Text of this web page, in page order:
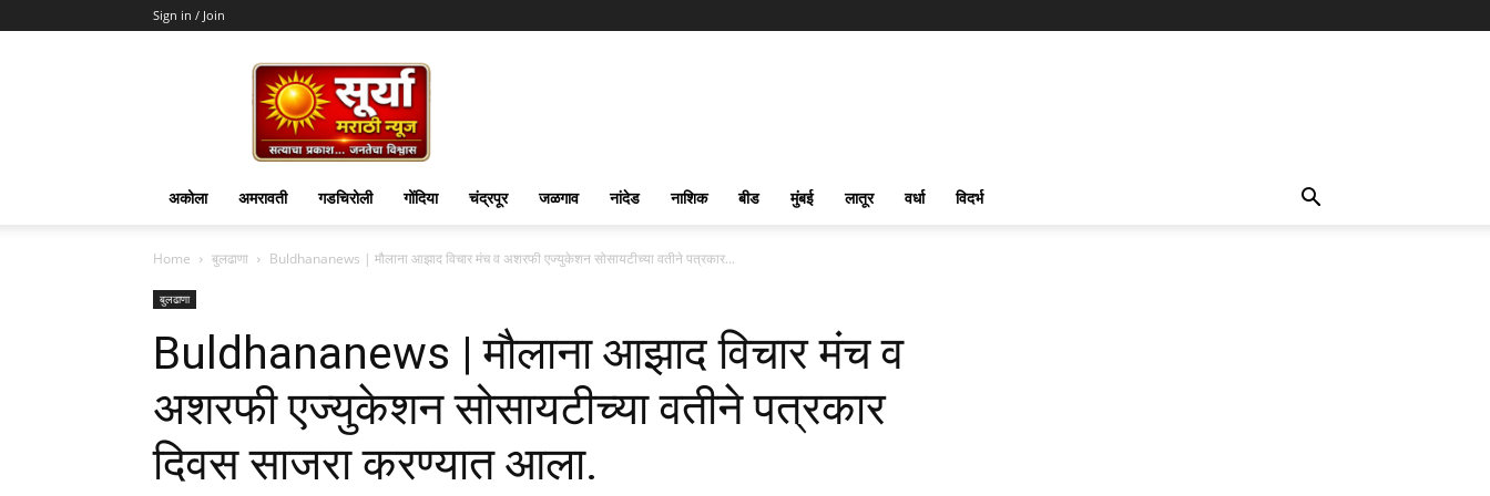
Sign in / Join
Surya
Marathi
News
अकोला अमरावती गडचिरोली गोंदिया चंद्रपूर जळगाव नांदेड नाशिक बीड मुंबई लातूर वर्धा विदर्भ
Home बुलढाणा Buldhananews | मौलाना आझाद विचार मंच व अशरफी एज्युकेशन सोसायटीच्या वतीने पत्रकार...
बुलढाणा
Buldhananews | मौलाना आझाद विचार मंच व
अशरफी एज्युकेशन सोसायटीच्या वतीने पत्रकार
दिवस साजरा करण्यात आला.